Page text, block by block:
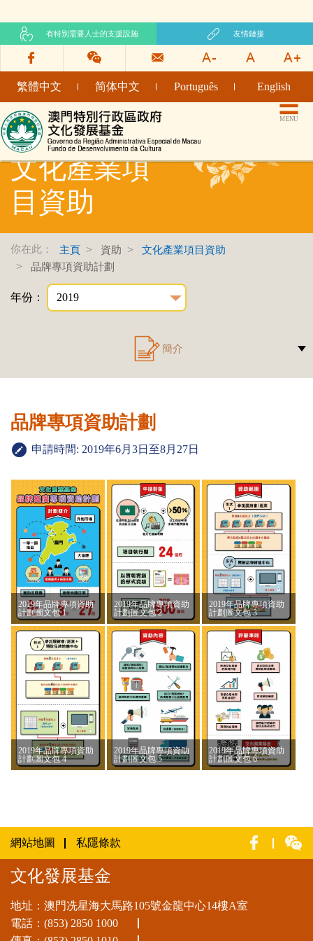
有特別需要人士的支援設施 友情鏈接
繁體中文 简体中文 Português English
文化發展基金網頁 MENU
文化產業項
目資助
你在此： 主頁 資助
文化產業項目資助
品牌專項資助計劃
年份：
簡介
品牌專項資助計劃
申請時間: 2019年6月3日至8月27日
2019年品牌專項資助
計劃圖文包 1
2019年品牌專項資助
計劃圖文包 2
2019年品牌專項資助
計劃圖文包 3
2019年品牌專項資助
計劃圖文包 4
2019年品牌專項資助
計劃圖文包 5
2019年品牌專項資助
計劃圖文包 6
網站地圖 私隱條款
文化發展基金
地址：澳門冼星海大馬路105號金龍中心14樓A室
電話： (853) 2850 1000